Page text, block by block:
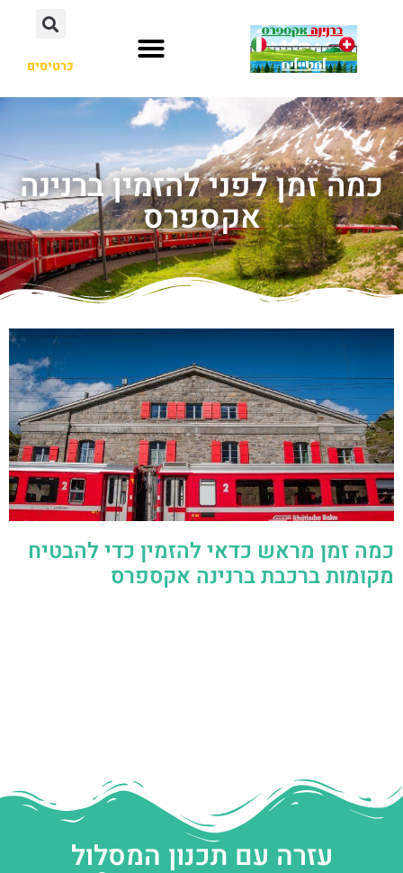
כרטיסים
כמה זמן לפני להזמין ברנינה
אקספרס
כמה זמן מראש כדאי להזמין כדי להבטיח
מקומות ברכבת ברנינה אקספרס
עזרה עם תכנון המסלול